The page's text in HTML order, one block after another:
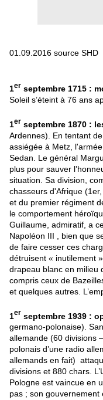
01.09.2016 source SHD
1er septembre 1715 :
Soleil s’éteint à 76 ans
1er septembre 1870 :
Ardennes). En tentant
assiégée à Metz,
Sedan. Le général
plus pour sauver
situation. Sa division,
chasseurs d'Afrique
et du premier régiment
le comportement
Guillaume, admiratif, a
Napoléon III , bien que
de faire cesser ces
détruisent « inutilement
drapeau blanc en milieu
compris ceux de
et quelques autres.
1er septembre 1939 :
germano-polonaise).
allemande (60 divisions
polonais d’une radio
allemands en fait)
divisions et 880 chars.
Pologne est vaincue en
pas ; son